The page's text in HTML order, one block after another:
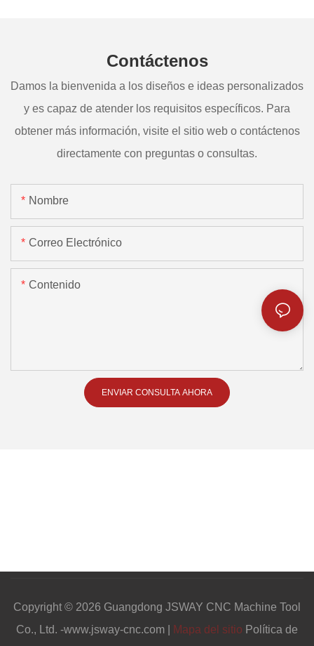
Contáctenos
Damos la bienvenida a los diseños e ideas personalizados
y es capaz de atender los requisitos específicos. Para
obtener más información, visite el sitio web o contáctenos
directamente con preguntas o consultas.
Nombre
Correo Electrónico
Contenido
ENVIAR CONSULTA AHORA
Copyright © 2026 Guangdong JSWAY CNC Machine Tool
Co., Ltd. -www.jsway-cnc.com |
Mapa del sitio Política de